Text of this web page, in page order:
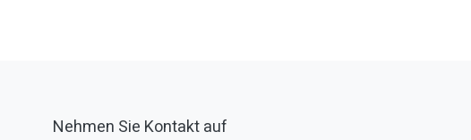
Nehmen Sie Kontakt auf